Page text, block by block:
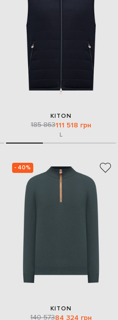
KITON
185 863111 518 грн
L
- 40%
KITON
140 57384 324 грн